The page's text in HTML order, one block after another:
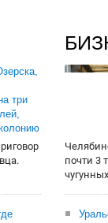
три
почти 3